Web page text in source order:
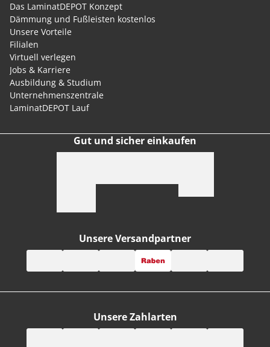
Das LaminatDEPOT Konzept
Dämmung und Fußleisten kostenlos
Unsere Vorteile
Filialen
Virtuell verlegen
Jobs & Karriere
Ausbildung & Studium
Unternehmenszentrale
LaminatDEPOT Lauf
Gut und sicher einkaufen
Unsere Zahlarten
Unsere Versandpartner